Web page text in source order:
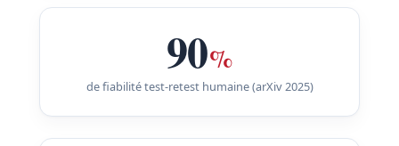
90%
de fiabilité test-retest humaine (arXiv 2025)